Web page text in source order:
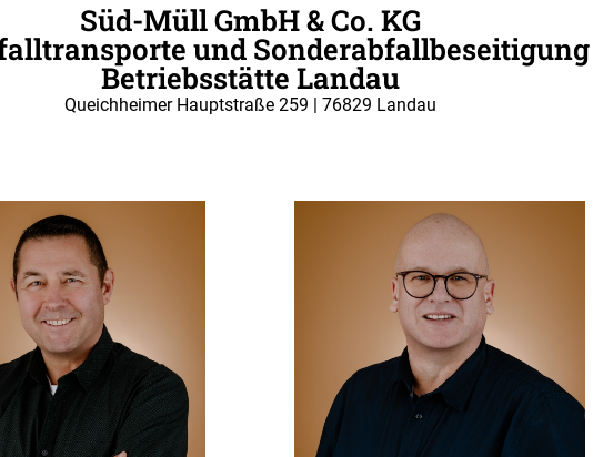
Süd-Müll GmbH & Co. KG
und Sonderabfallbeseitigung
Betriebsstätte Landau
Queichheimer Hauptstraße 259 | 76829 Landau​